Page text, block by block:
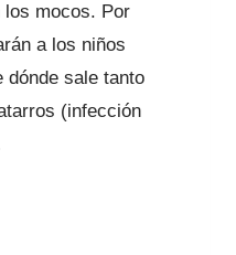
mocos. Por
a los niños
dónde sale tanto
(infección